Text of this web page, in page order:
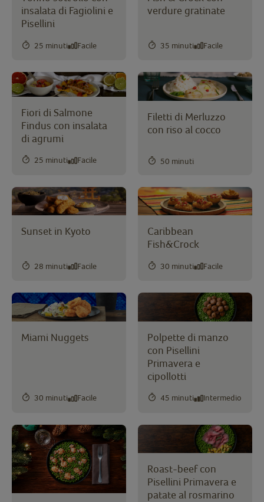
insalata di Fagiolini e
Pisellini
25 minuti Facile
verdure gratinate
35 minuti Facile
Fiori di Salmone
Findus con insalata
di agrumi
25 minuti Facile
Filetti di Merluzzo
con riso al cocco
50 minuti
Sunset in Kyoto
28 minuti Facile
Caribbean
Fish&Crock
30 minuti Facile
Miami Nuggets
30 minuti Facile
Polpette di manzo
con Pisellini
Primavera e
cipollotti
45 minuti Intermedio
Roast-beef con
Pisellini Primavera e
patate al rosmarino